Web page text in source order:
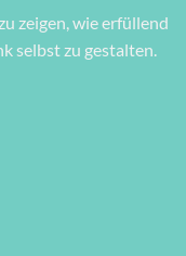
zeigen, wie erfüllend
selbst zu gestalten.